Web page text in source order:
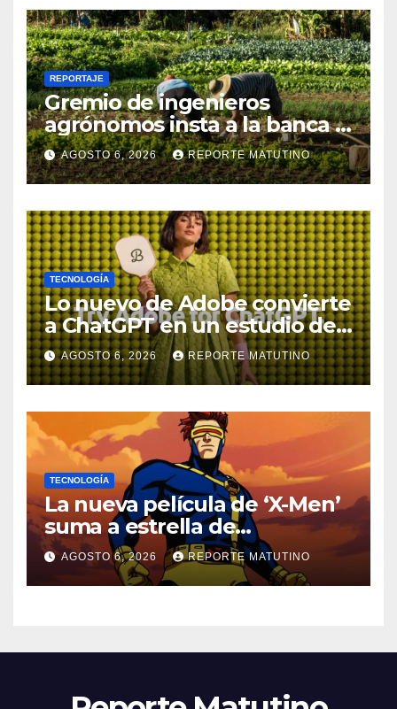
REPORTAJE
Gremio de ingenieros
agrónomos insta a la banca a
financiar la agricultura
familiar
AGOSTO 6, 2026 REPORTE MATUTINO
TECNOLOGÍA
Lo nuevo de Adobe convierte
a ChatGPT en un estudio de
diseño con Photoshop,
Premiere y otras aplicaciones
creativas
AGOSTO 6, 2026 REPORTE MATUTINO
TECNOLOGÍA
La nueva película de ‘X-Men’
suma a estrella de
‘Heartstopper’ como Cíclope
AGOSTO 6, 2026 REPORTE MATUTINO